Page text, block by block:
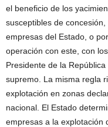
el beneficio de los
susceptibles de
empresas del Estado, o
operación con este, con
Presidente de la
supremo. La misma regla
explotación en zonas
nacional. El Estado
empresas a la explotación